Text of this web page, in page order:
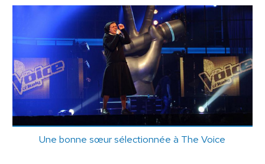
Une bonne sœur sélectionnée à The Voice